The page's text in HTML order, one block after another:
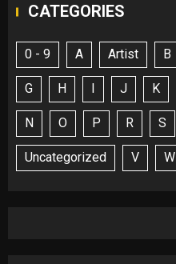
CATEGORIES
0 - 9 A Artist B
G H I J K
N O P R S
Uncategorized V W